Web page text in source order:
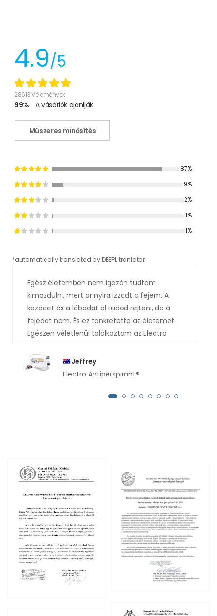
4.9/5
28613 Vélemények
99% A vásárlók ajánlják
Műszeres minősítés
87%
9%
2%
1%
1%
*automatically translated by DEEPL tranlator
Egész életemben nem igazán tudtam
kimozdulni, mert annyira izzadt a fejem. A
kezedet és a lábadat el tudod rejteni, de a
fejedet nem. És ez tönkretette az életemet.
Egészen véletlenül találkoztam az Electro
nekem. Valószínűleg már kitaláltad, hogy mi
lett a vége. Teljesen száraz vagyok . Azok az
végigfolytak az arcomon, mind eltűntek.
Jeffrey
Electro Antiperspirant®